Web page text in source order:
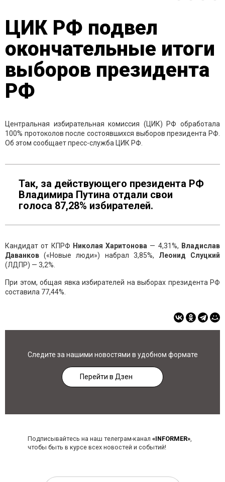
ЦИК РФ подвел
окончательные итоги
выборов президента
РФ
Центральная избирательная комиссия (ЦИК) РФ обработала
100% протоколов после состоявшихся выборов президента РФ.
Об этом сообщает пресс-служба ЦИК РФ.
Так, за действующего президента РФ
Владимира Путина отдали свои
голоса 87,28% избирателей.
Кандидат от КПРФ Николая Харитонова — 4,31%, Владислав
Даванков(«Новые люди») набрал 3,85%, Леонид Слуцкий
(ЛДПР) — 3,2%.
При этом, общая явка избирателей на выборах президента РФ
составила 77,44%.
Следите за нашими новостями в удобном формате
Перейти в Дзен
Подписывайтесь на наш телеграм-канал «INFORMER»,
чтобы быть в курсе всех новостей и событий!